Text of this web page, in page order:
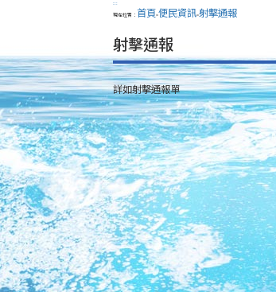
:::
現在位置： 首頁>便民資訊>射擊通報
射擊通報
詳如射擊通報單